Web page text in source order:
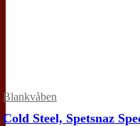
Blankvåben
Cold Steel, Spetsnaz